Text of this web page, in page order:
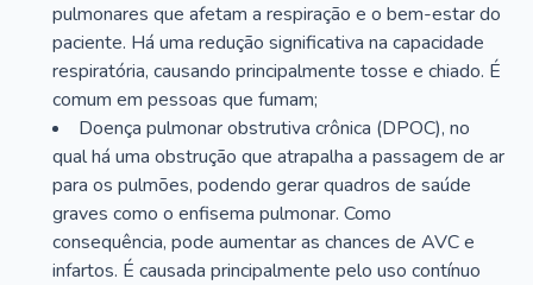
pulmonares que afetam a respiração e o bem-estar do
paciente. Há uma redução significativa na capacidade
respiratória, causando principalmente tosse e chiado. É
comum em pessoas que fumam;
Doença pulmonar obstrutiva crônica (DPOC), no
qual há uma obstrução que atrapalha a passagem de ar
para os pulmões, podendo gerar quadros de saúde
graves como o enfisema pulmonar. Como
consequência, pode aumentar as chances de AVC e
infartos. É causada principalmente pelo uso contínuo